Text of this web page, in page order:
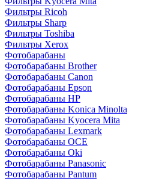
Фильтры Ricoh
Фильтры Sharp
Фильтры Toshiba
Фильтры Xerox
Фотобарабаны
Фотобарабаны Brother
Фотобарабаны Canon
Фотобарабаны Epson
Фотобарабаны HP
Фотобарабаны Konica Minolta
Фотобарабаны Kyocera Mita
Фотобарабаны Lexmark
Фотобарабаны OCE
Фотобарабаны Oki
Фотобарабаны Panasonic
Фотобарабаны Pantum